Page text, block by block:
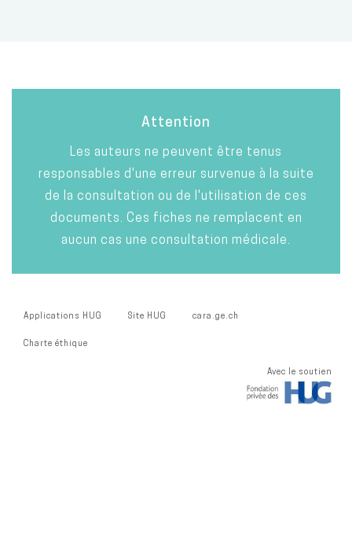
Attention
Les auteurs ne peuvent être tenus
responsables d'une erreur survenue à la suite
de la consultation ou de l'utilisation de ces
documents. Ces fiches ne remplacent en
aucun cas une consultation médicale.
Applications HUG Site HUG cara.ge.ch
Charte éthique
Avec le soutien